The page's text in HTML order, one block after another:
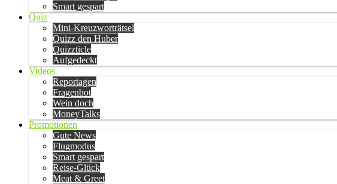
Smart gespart
Quiz
Mini-Kreuzworträtsel
Quizz den Huber
Quizzticle
Aufgedeckt
Videos
Reportagen
Fragenbot
Wein doch
MoneyTalks
Promotionen
Gute News
Flugmodus
Smart gespart
Reise-Glück
Meat & Greet